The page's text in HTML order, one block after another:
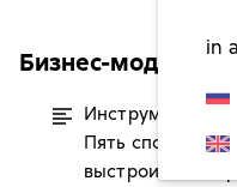
in
Бизнес-модели
Инструменты
Пять способов
выстроить